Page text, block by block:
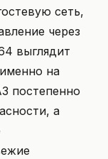
сеть,
через
выглядит
на
постепенно
а